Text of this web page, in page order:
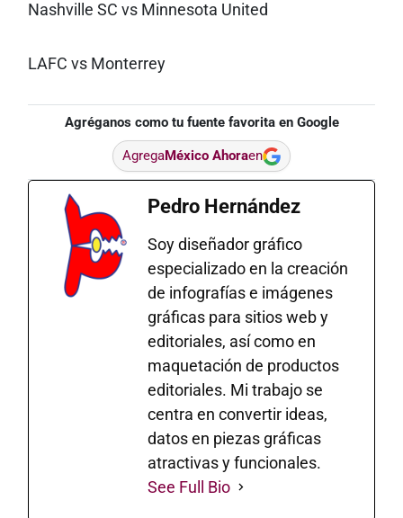
Nashville SC vs Minnesota United
LAFC vs Monterrey
Agréganos como tu fuente favorita en Google
AgregaMéxico Ahoraen
Pedro Hernández
Soy diseñador gráfico
especializado en la creación
de infografías e imágenes
gráficas para sitios web y
editoriales, así como en
maquetación de productos
editoriales. Mi trabajo se
centra en convertir ideas,
datos en piezas gráficas
atractivas y funcionales.
See Full Bio